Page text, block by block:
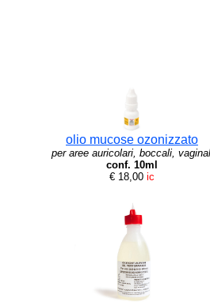
olio mucose ozonizzato
per aree auricolari, boccali,
conf. 10ml
€ 18,00 ic